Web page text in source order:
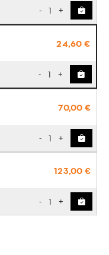
- 1 +
24,60 €
- 1 +
70,00 €
- 1 +
123,00 €
- 1 +